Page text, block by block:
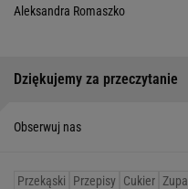
Aleksandra Romaszko
Dziękujemy za przeczytanie
Obserwuj nas
Przekąski Przepisy Cukier Zupa